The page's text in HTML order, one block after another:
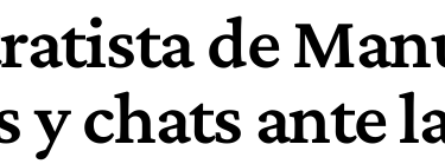
de
y chats ante